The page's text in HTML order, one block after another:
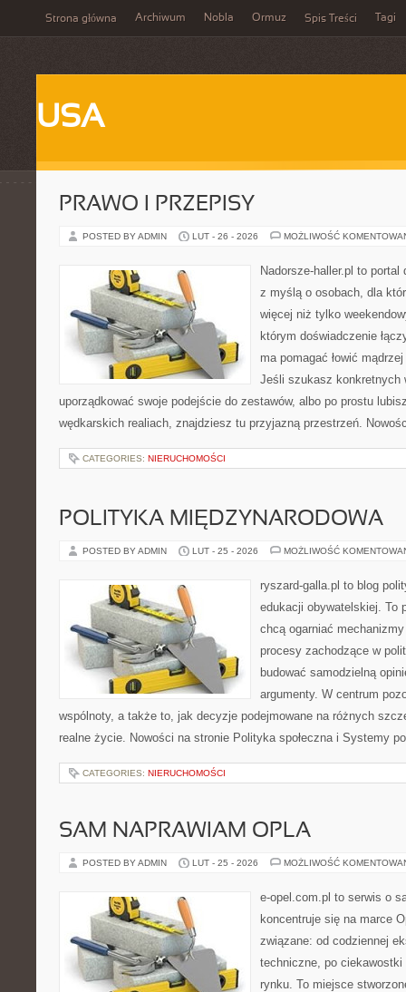
Strona główna Archiwum Nobla Ormuz Spis Treści Tagi
USA
PRAWO I PRZEPISY
POSTED BY ADMIN LUT - 26 - 2026 MOŻLIWOŚĆ
Nadorsze-haller.pl to portal
z myślą o osobach, dla
więcej niż tylko
którym doświadczenie
ma pomagać łowić
Jeśli szukasz konkretnych
uporządkować swoje podejście do zestawów, albo po prostu
wędkarskich realiach, znajdziesz tu przyjazną przestrzeń.
CATEGORIES: NIERUCHOMOŚCI
POLITYKA MIĘDZYNARODOWA
POSTED BY ADMIN LUT - 25 - 2026 MOŻLIWOŚĆ
ryszard-galla.pl to blog
edukacji obywatelskiej. To
chcą ogarniać
procesy zachodzące w
budować samodzielną
argumenty. W centrum
wspólnoty, a także to, jak decyzje podejmowane na różnych
realne życie. Nowości na stronie Polityka społeczna i Systemy
CATEGORIES: NIERUCHOMOŚCI
SAM NAPRAWIAM OPLA
POSTED BY ADMIN LUT - 25 - 2026 MOŻLIWOŚĆ
e-opel.com.pl to serwis o
koncentruje się na marce
związane: od codziennej
techniczne, po
rynku. To miejsce